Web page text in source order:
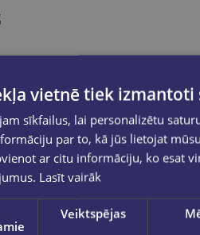
vietnē tiek
sīkfailus, lai personalizētu
par to, kā jūs lietojat
ar citu informāciju, ko esat
Lasīt vairāk
Veiktspējas